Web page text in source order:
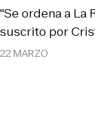
22 MARZO
"Se ordena a
suscrito por